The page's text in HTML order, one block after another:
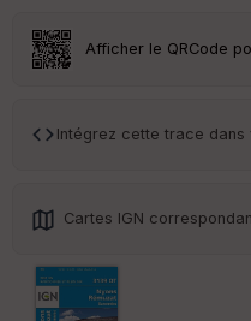
Afficher le QRCode
Intégrez cette trace dans
Cartes IGN